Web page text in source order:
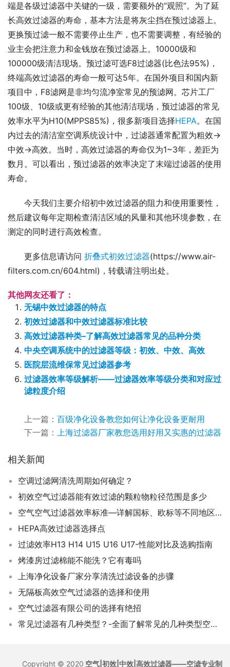
端是各级过滤器中关键的一级，需要额外的“观照”。为了延
长高效过滤器的寿命，基本方法是将灰尘挡在预过滤器上。
更换预过滤一般不需要停止生产，也不需要调整，有经验的
业主会把注意力和金钱放在预过滤器上。10000级和
100000级清洁现场。预过滤可选F8过滤器(比色法95%)，
终端高效过滤器的寿命一般可达5年。在国外项目和国内新
项目中，F8滤网是非均匀流净室常见的预滤网。芯片工厂
100级、10级或更有经验的其他清洁现场，预过滤器的常见
效率水平为H10(MPPS85%)，很多新项目选择HEPA。在国
内过去的清洁室空调系统设计中，过滤器通常配置为粗效→
中效→高效。当时，高效过滤器的寿命仅为1~3年，差距为
数月。可以看出，预过滤器的效率决定了末端过滤器的使用
寿命。
今天我们主要介绍初中效过滤器的阻力和使用重要性，
然后建议每年定期检查清洁区域的风量和其他环境参数，在
测定的同时进行高效检查。
更多信息请访问 折叠式初效过滤器(https://www.air-
filters.com.cn/604.html)，转载请注明出处。
其他网友还看了：
无锡中效过滤器的特点
初效过滤器和中效过滤器标准比较
高效过滤器种类–了解高效过滤器常见的品种分类
中央空调系统中的过滤器等级：初效、中效、高效
医院层流维保常见过滤器参考
过滤器效率等级解析——过滤器效率等级分类和对应过
滤粒度介绍
上一篇： 百级净化设备教您如何让净化设备更耐用
下一篇： 上海过滤器厂家教您选用好用又实惠的过滤器
相关新闻
空调过滤网清洗周期如何确定？
初效空气过滤器能有效过滤的颗粒物粒径范围是多少
空气空气过滤器效率标准—详解国标、欧标等不同地区的空气过滤器效率标准
HEPA高效过滤器选择点
过滤效率H13 H14 U15 U16 U17-性能对比及选购指南
烤漆房过滤棉能不能洗？它有毒吗
上海净化设备厂家分享清洗过滤设备的步骤
无隔板高效空气过滤器的选择和使用
空气过滤器有限公司的选择有绝招
常见过滤器有几种类型？-全面了解常见的几种类型空气过滤器
Copyright © 2020 空气|初效|中效|高效过滤器——空滤专业制